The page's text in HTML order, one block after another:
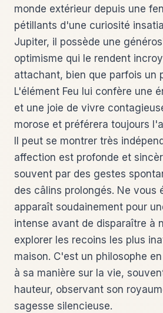
monde extérieur depuis une
pétillants d'une curiosité
Jupiter, il possède une
optimisme qui le rendent
attachant, bien que parfois un
L'élément Feu lui confère une
et une joie de vivre
morose et préférera toujours
Il peut se montrer très
affection est profonde et
souvent par des gestes
des câlins prolongés. Ne vous
apparaît soudainement pour
intense avant de disparaître à
explorer les recoins les plus
maison. C'est un philosophe
à sa manière sur la vie,
hauteur, observant son
sagesse silencieuse.